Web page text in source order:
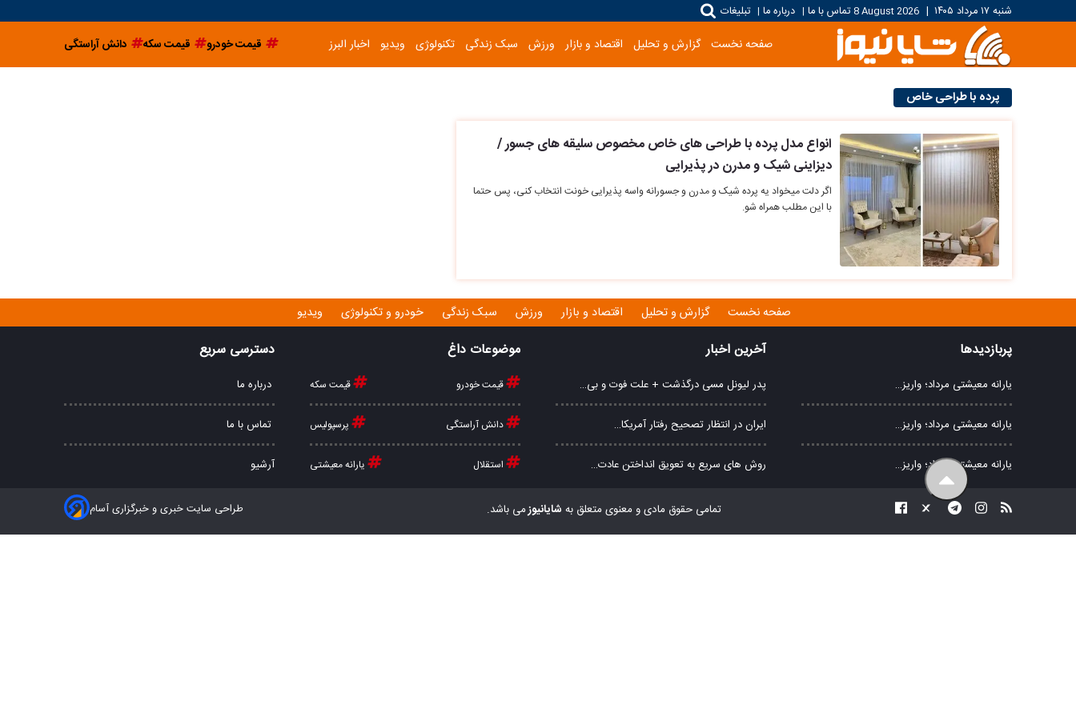
شنبه ۱۷ مرداد ۱۴۰۵ |
8 August 2026تماس با ما | درباره ما | تبلیغات
صفحه نخست گزارش و تحلیل اقتصاد و بازار ورزش سبک زندگی تکنولوژی ویدیو اخبار البرز قیمت خودرو قیمت سکه دانش آراستگی
پرده با طراحی خاص
انواع مدل پرده با طراحی های خاص مخصوص سلیقه های جسور /
دیزاینی شیک و مدرن در پذیرایی
اگر دلت میخواد یه پرده شیک و مدرن و جسورانه واسه پذیرایی خونت انتخاب کنی، پس حتما
با این مطلب همراه شو.
صفحه نخست گزارش و تحلیل اقتصاد و بازار ورزش سبک زندگی خودرو و تکنولوژی ویدیو
پربازدیدها
یارانه معیشتی مرداد؛ واریز…
یارانه معیشتی مرداد؛ واریز…
یارانه معیشتی مرداد؛ واریز…
آخرین اخبار
پدر لیونل مسی درگذشت + علت فوت و بی…
ایران در انتظار تصحیح رفتار آمریکا…
روش های سریع به تعویق انداختن عادت…
موضوعات داغ
قیمت خودرو قیمت سکه
دانش آراستگی پرسپولیس
استقلال یارانه معیشتی
دسترسی سریع
درباره ما
تماس با ما
آرشیو
تمامی حقوق مادی و معنوی متعلق به شایانیوزمی باشد. طراحی سایت خبری و خبرگزاری آسام